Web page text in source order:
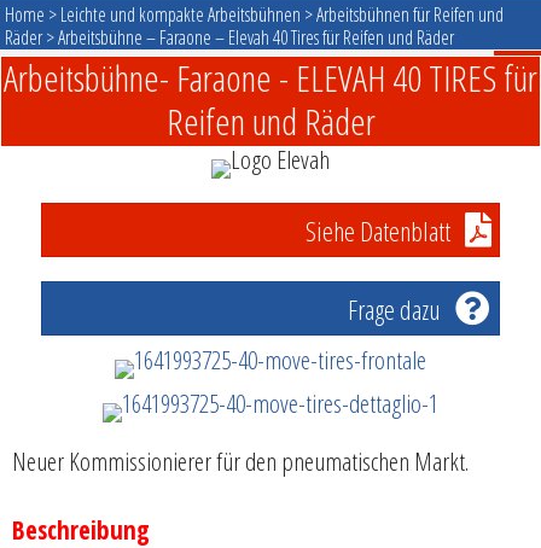
Home >Leichte und kompakte Arbeitsbühnen >Arbeitsbühnen für Reifen und
Räder>Arbeitsbühne – Faraone – Elevah 40 Tires für Reifen und Räder
Arbeitsbühne- Faraone - ELEVAH 40 TIRES für
Reifen und Räder
Siehe Datenblatt
Frage dazu
Neuer Kommissionierer für den pneumatischen Markt.
Beschreibung